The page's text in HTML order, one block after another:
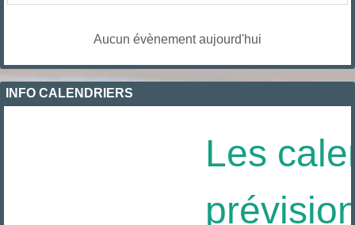
Aucun évènement aujourd'hui
INFO CALENDRIERS
Les